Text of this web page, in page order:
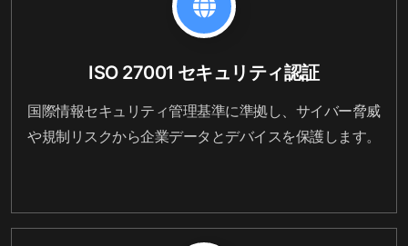
ISO 27001 セキュリティ認証
国際情報セキュリティ管理基準に準拠し、サイバー脅威
や規制リスクから企業データとデバイスを保護します。